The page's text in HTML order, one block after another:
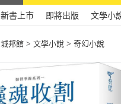
新書上市 即將出版 文學小
城邦館 > 文學小說 > 奇幻小說